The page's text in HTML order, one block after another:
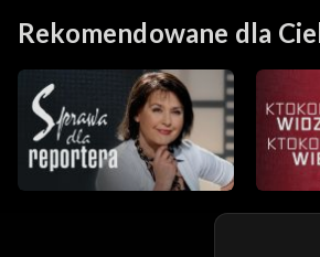
Rekomendowane dla